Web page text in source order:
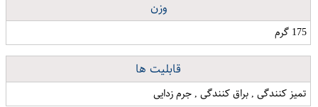
وزن
175 گرم
قابلیت ها
تمیز کنندگی , براق کنندگی , جرم زدایی